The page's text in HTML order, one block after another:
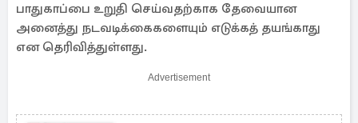
பாதுகாப்பை உறுதி செய்வதற்காக தேவையான
அனைத்து நடவடிக்கைகளையும் எடுக்கத் தயங்காது
என தெரிவித்துள்ளது.
Advertisement